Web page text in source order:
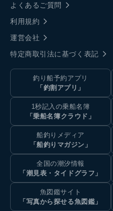
よくあるご質問
利用規約
運営会社
特定商取引法に基づく表記
釣り船予約アプリ
「釣割アプリ」
1秒記入の乗船名簿
「乗船名簿クラウド」
船釣りメディア
「船釣りマガジン」
全国の潮汐情報
「潮見表・タイドグラフ」
魚図鑑サイト
「写真から探せる魚図鑑」